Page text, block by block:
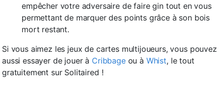
empêcher votre adversaire de faire gin tout en vous
permettant de marquer des points grâce à son bois
mort restant.
Si vous aimez les jeux de cartes multijoueurs, vous pouvez
aussi essayer de jouer à Cribbageou à Whist, le tout
gratuitement sur Solitaired !